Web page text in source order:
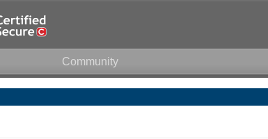
Community